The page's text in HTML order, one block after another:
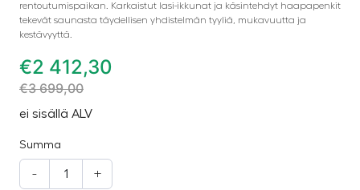
rentoutumispaikan. Karkaistut lasi-ikkunat ja käsintehdyt haapapenkit
tekevät saunasta täydellisen yhdistelmän tyyliä, mukavuutta ja
kestävyyttä.
€2 412,30
€3 699,00
ei sisällä ALV
Summa
- +